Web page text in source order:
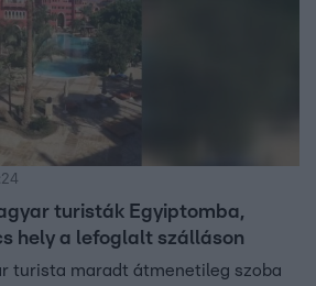
turisták Egyiptomba,
hely a lefoglalt szálláson
turista maradt átmenetileg szoba